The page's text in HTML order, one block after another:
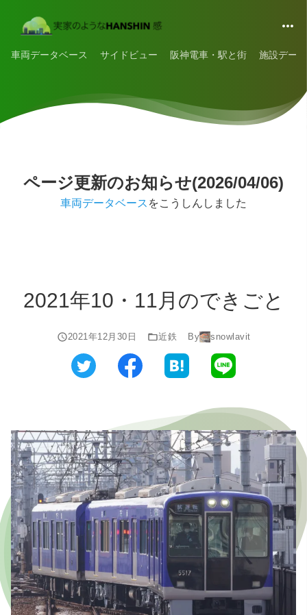
車両データベース サイドビュー 阪神電車・駅と街 施設デー
ページ更新のお知らせ(2026/04/06)
車両データベース をこうしんしました
2021年10・11月のできごと
2021年12月30日 近鉄 By snowlavit